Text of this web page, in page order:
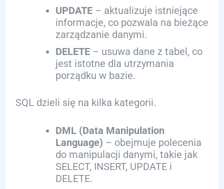
UPDATE– aktualizuje istniejące
informacje, co pozwala na bieżące
zarządzanie danymi.
DELETE– usuwa dane z tabel, co
jest istotne dla utrzymania
porządku w bazie.
SQL dzieli się na kilka kategorii.
DML (Data Manipulation
Language) – obejmuje polecenia
do manipulacji danymi, takie jak
SELECT, INSERT, UPDATE i
DELETE.